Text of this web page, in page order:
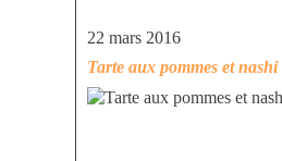
22 mars 2016
Tarte aux pommes et